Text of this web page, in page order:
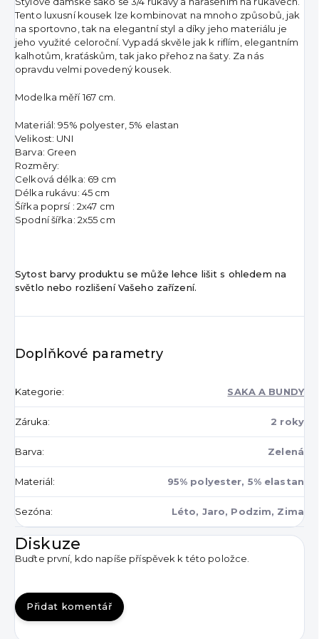
Tento luxusní kousek lze kombinovat na mnoho způsobů, jak
na sportovno, tak na elegantní styl a díky jeho materiálu je
jeho využité celoroční. Vypadá skvěle jak k riflím, elegantním
kalhotům, kraťáskům, tak jako přehoz na šaty. Za nás
opravdu velmi povedený kousek.
Modelka měří 167 cm.
Materiál: 95% polyester, 5% elastan
Velikost: UNI
Barva: Green
Rozměry:
Celková délka: 69 cm
Délka rukávu: 45 cm
Šířka poprsí : 2x47 cm
Spodní šířka: 2x55 cm
Sytost barvy produktu se může lehce lišit s ohledem na
světlo nebo rozlišení Vašeho zařízení.
Doplňkové parametry
Kategorie: SAKA A BUNDY
Záruka: 2 roky
Barva: Zelená
Materiál: 95% polyester, 5% elastan
Sezóna: Léto, Jaro, Podzim, Zima
Diskuze
Buďte první, kdo napíše příspěvek k této položce.
Přidat komentář